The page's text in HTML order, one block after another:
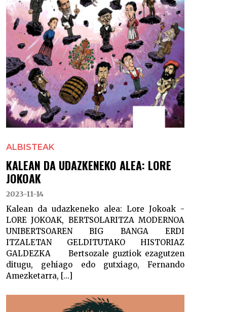
ALBISTEAK
KALEAN DA UDAZKENEKO ALEA: LORE
JOKOAK
2023-11-14
Kalean da udazkeneko alea: Lore Jokoak -
LORE JOKOAK, BERTSOLARITZA MODERNOA
UNIBERTSOAREN BIG BANGA ERDI
ITZALETAN GELDITUTAKO HISTORIAZ
GALDEZKA Bertsozale guztiok ezagutzen
ditugu, gehiago edo gutxiago, Fernando
Amezketarra, [...]